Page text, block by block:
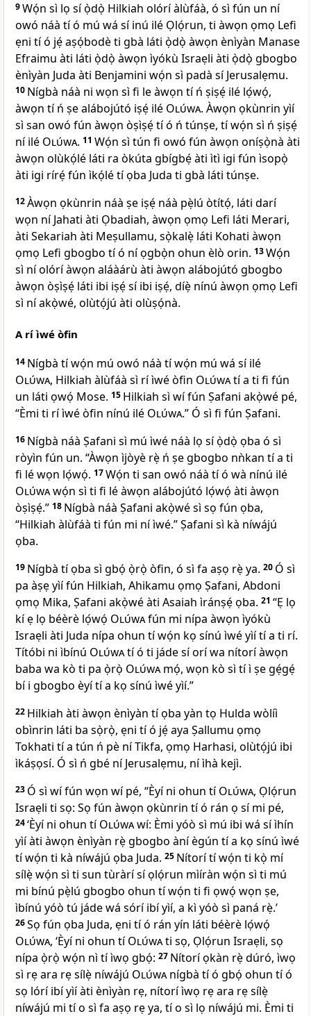
9Wọ́n sì lọ sí ọ̀dọ̀ Hilkiah olórí àlùfáà, ó sì fún un ní
owó náà tí ó mú wá sí inú ilé Ọlọ́run, ti àwọn ọmọ Lefi
ẹni tí ó jẹ́ aṣọ́bodè ti gbà láti ọ̀dọ̀ àwọn ènìyàn Manase
Efraimu àti láti ọ̀dọ̀ àwọn ìyókù Israẹli àti ọ̀dọ̀ gbogbo
ènìyàn Juda àti Benjamini wọ́n sì padà sí Jerusalẹmu.
10 Nígbà náà ni wọn sì fi le àwọn tí ń ṣiṣẹ́ ilé lọ́wọ́,
àwọn tí ń ṣe alábojútó iṣẹ́ ilé Olúwa. Àwọn ọkùnrin yìí
sì san owó fún àwọn òṣìṣẹ́ tí ó ń túnṣe, tí wọ́n sì ń ṣiṣẹ́
ní ilé Olúwa. 11 Wọ́n sì tún fi owó fún àwọn oníṣọ̀nà àti
àwọn olùkọ́lé láti ra òkúta gbígbẹ́ àti ìtì igi fún ìsopọ̀
àti igi rírẹ́ fún ìkọ́lé tí ọba Juda ti gbà láti túnṣe.
12Àwọn ọkùnrin náà ṣe iṣẹ́ náà pẹ̀lú òtítọ́, láti darí
wọn ní Jahati àti Ọbadiah, àwọn ọmọ Lefi láti Merari,
àti Sekariah àti Meṣullamu, sọ̀kalẹ̀ láti Kohati àwọn
ọmọ Lefi gbogbo tí ó ní ọgbọ̀n ohun èlò orin. 13Wọ́n
sì ní olórí àwọn aláàárù àti àwọn alábojútó gbogbo
àwọn òṣìṣẹ́ láti ibi iṣẹ́ sí ibi iṣẹ́, díẹ̀ nínú àwọn ọmọ Lefi
sì ní akọ̀wé, olùtọ́jú àti olùṣọ́nà.
A rí ìwé òfin
14 Nígbà tí wọ́n mú owó náà tí wọ́n mú wá sí ilé
Olúwa, Hilkiah àlùfáà sì rí ìwé òfin Olúwatí a ti fi fún
un láti ọwọ́ Mose. 15 Hilkiah sì wí fún Ṣafani akọ̀wé pé,
“Èmi ti rí ìwé òfin nínú ilé Olúwa.” Ó sì fi fún Ṣafani.
16 Nígbà náà Ṣafani sì mú ìwé náà lọ sí ọ̀dọ̀ ọba ó sì
ròyìn fún un. “Àwọn ìjòyè rẹ̀ ń ṣe gbogbo nǹkan tí a ti
fi lé wọn lọ́wọ́. 17Wọ́n ti san owó náà tí ó wà nínú ilé
Olúwawọ́n sì ti fi lé àwọn alábojútó lọ́wọ́ àti àwọn
òṣìṣẹ́.” 18 Nígbà náà Ṣafani akọ̀wé sì sọ fún ọba,
“Hilkiah àlùfáà ti fún mi ní ìwé.” Ṣafani sì kà níwájú
ọba.
19 Nígbà tí ọba sì gbọ́ ọ̀rọ̀ òfin, ó sì fa aṣọ rẹ̀ ya. 20 Ó sì
pa àṣẹ yìí fún Hilkiah, Ahikamu ọmọ Ṣafani, Abdoni
ọmọ Mika, Ṣafani akọ̀wé àti Asaiah ìránṣẹ́ ọba. 21 “Ẹ lọ
kí ẹ lọ béèrè lọ́wọ́ Olúwafún mi nípa àwọn ìyókù
Israẹli àti Juda nípa ohun tí wọ́n kọ sínú ìwé yìí tí a ti rí.
Títóbi ni ìbínú Olúwatí ó ti jáde sí orí wa nítorí àwọn
baba wa kò ti pa ọ̀rọ̀ Olúwamọ́, wọn kò sì tí ì ṣe gẹ́gẹ́
bí i gbogbo èyí tí a kọ sínú ìwé yìí.”
22 Hilkiah àti àwọn ènìyàn tí ọba yàn tọ Hulda wòlíì
obìnrin láti ba sọ̀rọ̀, ẹni tí ó jẹ́ aya Ṣallumu ọmọ
Tokhati tí a tún ń pè ní Tikfa, ọmọ Harhasi, olùtọ́jú ibi
ìkáṣọsí. Ó sì ń gbé ní Jerusalẹmu, ní ìhà kejì.
23 Ó sì wí fún wọn wí pé, “Èyí ni ohun tíOlúwa, Ọlọ́run
Israẹli ti sọ: Sọ fún àwọn ọkùnrin tí ó rán ọ sí mi pé,
24‘Èyí ni ohun tíOlúwawí: Èmi yóò sì mú ibi wá sí ìhín
yìí àti àwọn ènìyàn rẹ̀ gbogbo àní ègún tí a kọ sínú ìwé
tí wọ́n ti kà níwájú ọba Juda. 25 Nítorí tí wọ́n ti kọ̀ mí
sílẹ̀ wọ́n sì ti sun tùràrí sí ọlọ́run mìíràn wọ́n sì ti mú
mi bínú pẹ̀lú gbogbo ohun tí wọ́n ti fi ọwọ́ wọn ṣe,
ìbínú yóò tú jáde wá sórí ibí yìí, a kì yóò sì paná rẹ̀.’
26Sọ fún ọba Juda, ẹni tí ó rán yín láti béèrè lọ́wọ́
Olúwa, ‘Èyí ni ohun tíOlúwati sọ, Ọlọ́run Israẹli, sọ
nípa ọ̀rọ̀ wọ́n nì tí ìwọ gbọ́: 27 Nítorí ọkàn rẹ̀ dúró, ìwọ
sì rẹ ara rẹ sílẹ̀ níwájú Olúwanígbà tí ó gbọ́ ohun tí ó
sọ lórí ibí yìí àti ènìyàn rẹ, nítorí ìwọ rẹ ara rẹ sílẹ̀
níwájú mi tí o sì fa aṣọ rẹ ya, tí o sì lọ níwájú mi. Èmi ti